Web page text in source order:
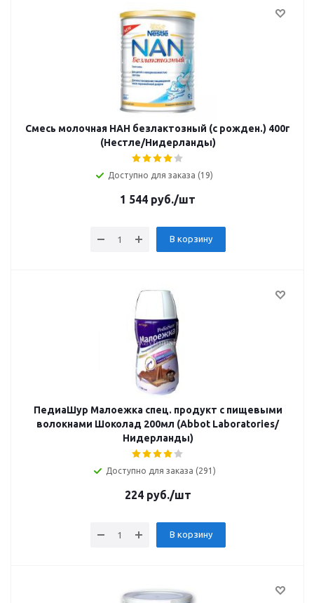
Смесь молочная НАН безлактозный (с рожден.) 400г
(Нестле/Нидерланды)
Доступно для заказа (19)
1 544 руб./шт
В корзину
ПедиаШур Малоежка спец. продукт с пищевыми
волокнами Шоколад 200мл (Abbot Laboratories/
Нидерланды)
Доступно для заказа (291)
224руб./шт
В корзину